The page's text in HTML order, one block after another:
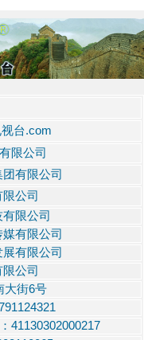
台.com
限公司
有限公司
公司
限公司
有限公司
有限公司
公司
大街6号
41130302000217